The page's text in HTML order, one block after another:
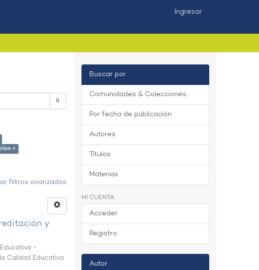
Ingresar
Ir
×
filtros avanzados
y
-
Calidad Educativa
Buscar por
Comunidades & Colecciones
Por fecha de publicación
Autores
Títulos
Materias
MI CUENTA
Acceder
Registro
Autor